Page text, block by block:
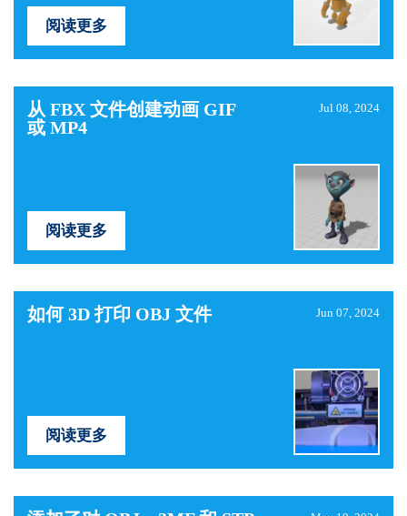
阅读更多
从 FBX 文件创建动画 GIF
或 MP4
Jul 08, 2024
阅读更多
如何 3D 打印 OBJ 文件 Jun 07, 2024
阅读更多